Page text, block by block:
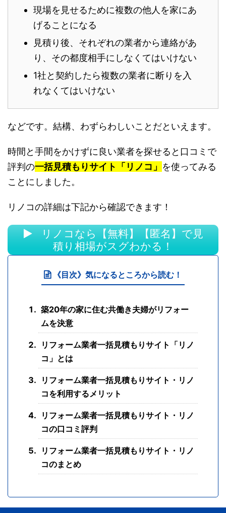
現場を見せるために複数の他人を家にあ
げることになる
見積り後、それぞれの業者から連絡があ
り、その都度相手にしなくてはいけない
1社と契約したら複数の業者に断りを入
れなくてはいけない
などです。結構、わずらわしいことだといえます。
時間と手間をかけずに良い業者を探せると口コミで
評判の一括見積もりサイト「リノコ」 を使ってみる
ことにしました。
リノコの詳細は下記から確認できます！
リノコなら【無料】【匿名】で見
積り相場がスグわかる！
《目次》気になるところから読む！
築20年の家に住む共働き夫婦がリフォー
ムを決意
リフォーム業者一括見積もりサイト「リノ
コ」とは
リフォーム業者一括見積もりサイト・リノ
コを利用するメリット
リフォーム業者一括見積もりサイト・リノ
コの口コミ評判
リフォーム業者一括見積もりサイト・リノ
コのまとめ